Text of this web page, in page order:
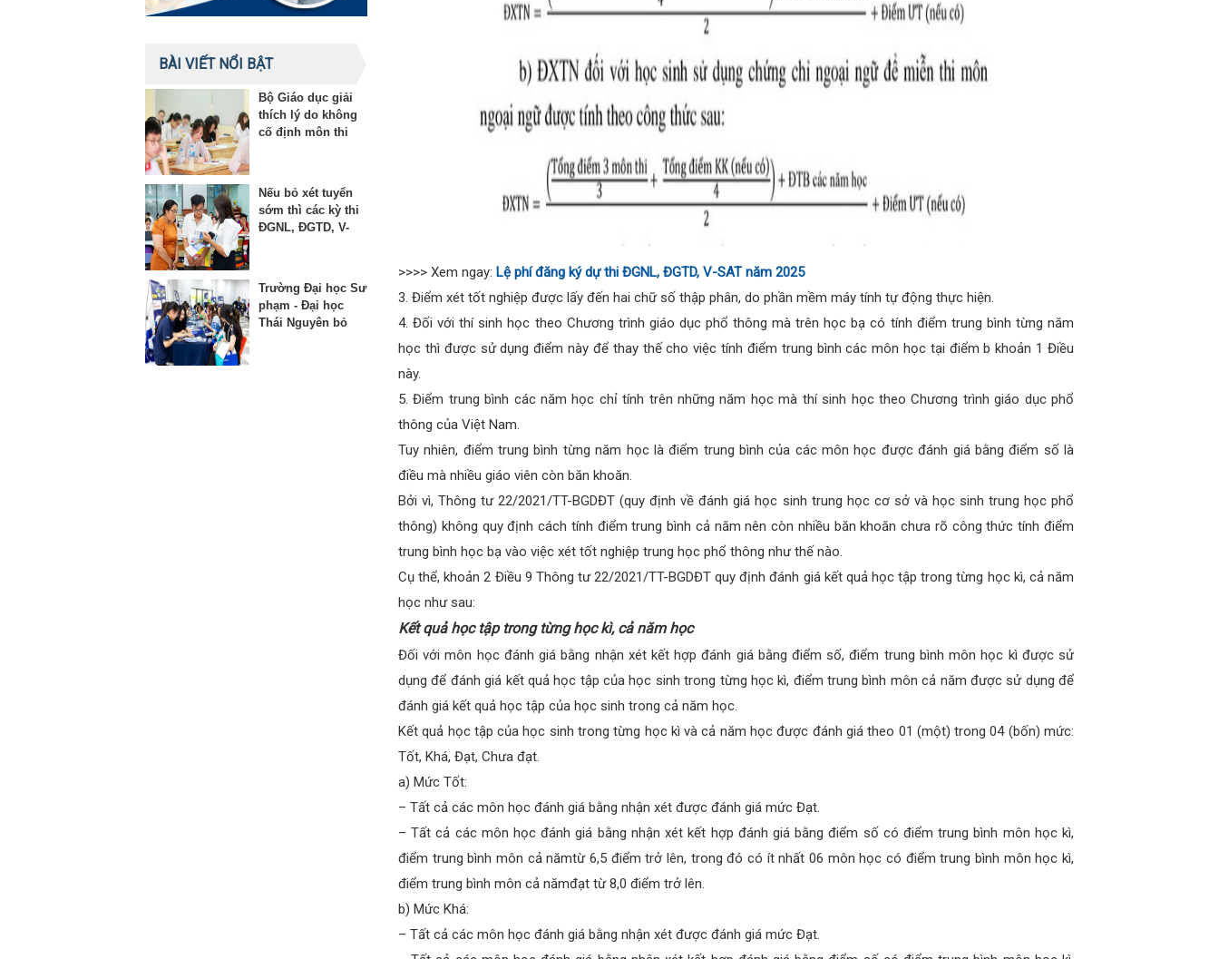
BÀI VIẾT NỔI BẬT
Bộ Giáo dục giải
thích lý do không
cố định môn thi
Nếu bỏ xét tuyển
sớm thì các kỳ thi
ĐGNL, ĐGTD, V-
Trường Đại học Sư
phạm - Đại học
Thái Nguyên bỏ
>>>> Xem ngay: Lệ phí đăng ký dự thi ĐGNL, ĐGTD, V-SAT năm 2025
3. Điểm xét tốt nghiệp được lấy đến hai chữ số thập phân, do phần mềm máy tính tự động thực hiện.
4. Đối với thí sinh học theo Chương trình giáo dục phổ thông mà trên học bạ có tính điểm trung bình từng năm
học thì được sử dụng điểm này để thay thế cho việc tính điểm trung bình các môn học tại điểm b khoản 1 Điều
này.
5. Điểm trung bình các năm học chỉ tính trên những năm học mà thí sinh học theo Chương trình giáo dục phổ
thông của Việt Nam.
Tuy nhiên, điểm trung bình từng năm học là điểm trung bình của các môn học được đánh giá bằng điểm số là
điều mà nhiều giáo viên còn băn khoăn.
Bởi vì, Thông tư 22/2021/TT-BGDĐT (quy định về đánh giá học sinh trung học cơ sở và học sinh trung học phổ
thông) không quy định cách tính điểm trung bình cả năm nên còn nhiều băn khoăn chưa rõ công thức tính điểm
trung bình học bạ vào việc xét tốt nghiệp trung học phổ thông như thế nào.
Cụ thể, khoản 2 Điều 9 Thông tư 22/2021/TT-BGDĐT quy định đánh giá kết quả học tập trong từng học kì, cả năm
học như sau:
Kết quả học tập trong từng học kì, cả năm học
Đối với môn học đánh giá bằng nhận xét kết hợp đánh giá bằng điểm số, điểm trung bình môn học kì được sử
dụng để đánh giá kết quả học tập của học sinh trong từng học kì, điểm trung bình môn cả năm được sử dụng để
đánh giá kết quả học tập của học sinh trong cả năm học.
Kết quả học tập của học sinh trong từng học kì và cả năm học được đánh giá theo 01 (một) trong 04 (bốn) mức:
Tốt, Khá, Đạt, Chưa đạt.
a) Mức Tốt:
– Tất cả các môn học đánh giá bằng nhận xét được đánh giá mức Đạt.
– Tất cả các môn học đánh giá bằng nhận xét kết hợp đánh giá bằng điểm số có điểm trung bình môn học kì,
điểm trung bình môn cả nămtừ 6,5 điểm trở lên, trong đó có ít nhất 06 môn học có điểm trung bình môn học kì,
điểm trung bình môn cả nămđạt từ 8,0 điểm trở lên.
b) Mức Khá:
– Tất cả các môn học đánh giá bằng nhận xét được đánh giá mức Đạt.